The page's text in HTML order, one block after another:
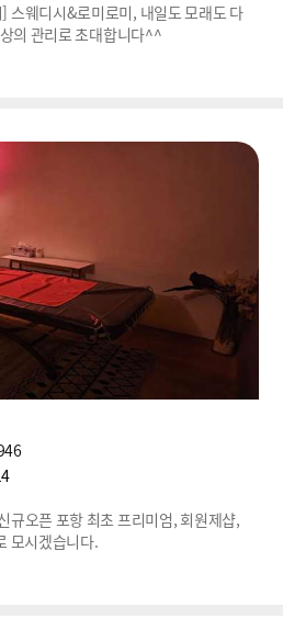
스웨디시&로미로미, 내일도 모래도 다
의 관리로 초대합니다^^
규오픈 포항 최초 프리미엄, 회원제샵,
모시겠습니다.